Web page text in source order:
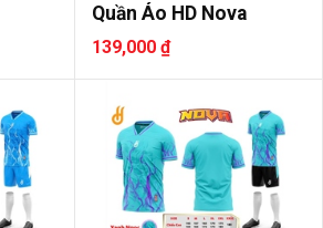
Quần Áo HD Nova
139,000 ₫